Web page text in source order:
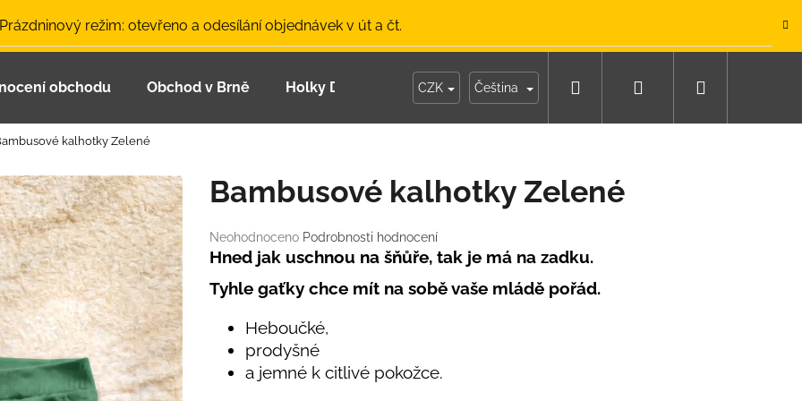
režim: otevřeno a odesílání objednávek v út a čt.
obchodu Obchod v Brně Holky Dupeťačky Moje objednávka
CZK Čeština Hledat Přihlášení
kalhotky Zelené
Průměrné
hodnocení
produktu
je
hvězdiček.
Neohodnoceno Podrobnosti hodnocení
Bambusové kalhotky Zelené
Hned jak uschnou na šňůře, tak je má na zadku.
Tyhle gaťky chce mít na sobě vaše mládě pořád.
Heboučké,
prodyšné
a jemné k citlivé pokožce.
Co potřebujete najít?
Doporučujeme
ČEPICE UV 30 SVĚTLE MODRÁ
BAMBUSOVÉ TRIKO NÁMOŘNICKÉ